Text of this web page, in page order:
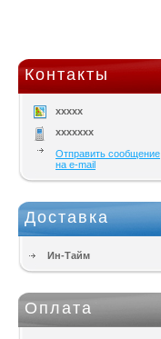
Контакты
xxxxx
xxxxxxx
Отправить сообщение
на e-mail
Доставка
Ин-Тайм
Оплата